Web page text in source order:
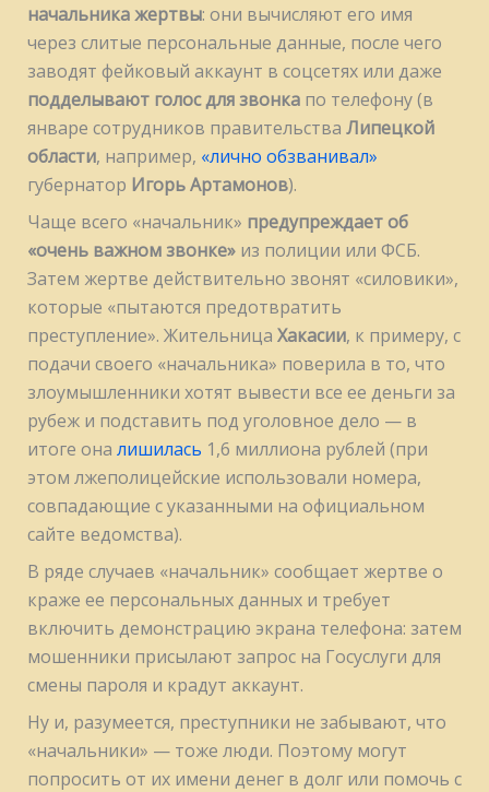
начальника жертвы: они вычисляют его имя
через слитые персональные данные, после чего
заводят фейковый аккаунт в соцсетях или даже
подделывают голос для звонкапо телефону (в
январе сотрудников правительства Липецкой
области, например, «лично обзванивал»
губернатор Игорь Артамонов).
Чаще всего «начальник» предупреждает об
«очень важном звонке»из полиции или ФСБ.
Затем жертве действительно звонят «силовики»,
которые «пытаются предотвратить
преступление». Жительница Хакасии, к примеру, с
подачи своего «начальника» поверила в то, что
злоумышленники хотят вывести все ее деньги за
рубеж и подставить под уголовное дело — в
итоге она лишилась 1,6 миллиона рублей (при
этом лжеполицейские использовали номера,
совпадающие с указанными на официальном
сайте ведомства).
В ряде случаев «начальник» сообщает жертве о
краже ее персональных данных и требует
включить демонстрацию экрана телефона: затем
мошенники присылают запрос на Госуслуги для
смены пароля и крадут аккаунт.
Ну и, разумеется, преступники не забывают, что
«начальники» — тоже люди. Поэтому могут
попросить от их имени денег в долг или помочь с